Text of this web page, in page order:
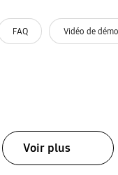
FAQ Vidéo de
Voir plus